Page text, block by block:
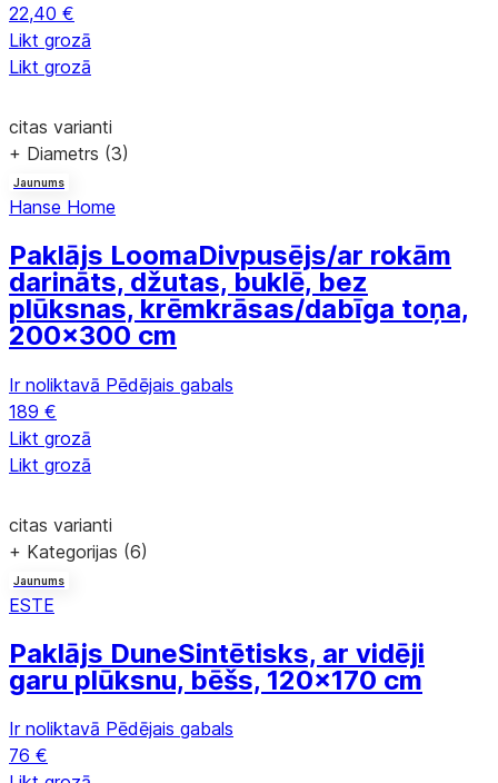
22,40 €
Likt grozā
Likt grozā
citas varianti
+ Diametrs (3)
Jaunums
Hanse Home
Paklājs LoomaDivpusējs/ar rokām
darināts, džutas, buklē, bez
plūksnas, krēmkrāsas/dabīga toņa,
200x300 cm
Ir noliktavā Pēdējais gabals
189 €
Likt grozā
Likt grozā
citas varianti
+ Kategorijas (6)
Jaunums
ESTE
Paklājs DuneSintētisks, ar vidēji
garu plūksnu, bēšs, 120x170 cm
Ir noliktavā Pēdējais gabals
76 €